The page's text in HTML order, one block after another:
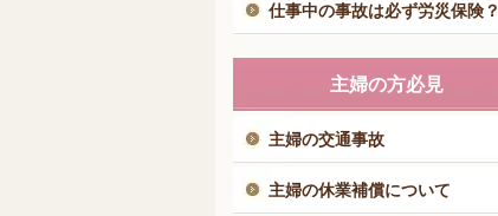
仕事中の事故は必ず労災保険？
主婦の方必見
主婦の交通事故
主婦の休業補償について